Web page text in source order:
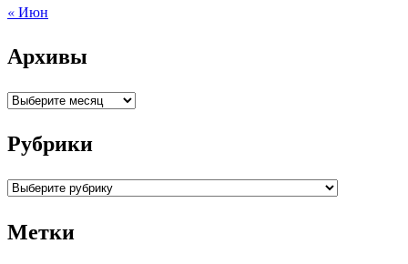
« Июн
Архивы
Архивы
Рубрики
Рубрики
Метки